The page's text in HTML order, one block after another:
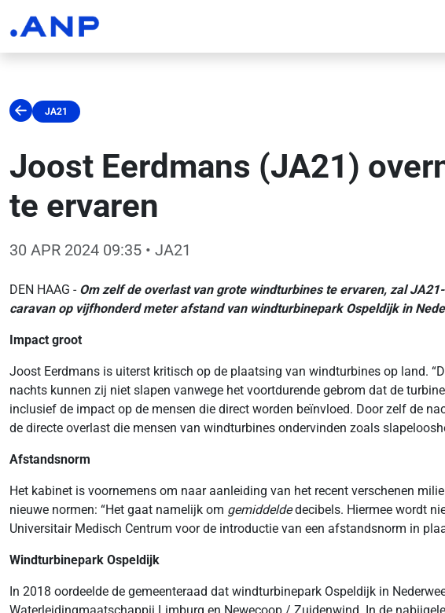
JA21
Joost Eerdmans (JA21)
te ervaren
30 APR 2024 09:35 • JA21
DEN HAAG - Om zelf de overlast van grote windturbines te ervaren, zal
caravan op vijfhonderd meter afstand van windturbinepark Ospeldijk in
Impact groot
Joost Eerdmans is uiterst kritisch op de plaatsing van windturbines op land.
nachts kunnen zij niet slapen vanwege het voortdurende gebrom dat de
inclusief de impact op de mensen die direct worden beïnvloed. Door zelf de
de directe overlast die mensen van windturbines ondervinden zoals
Afstandsnorm
Het kabinet is voornemens om naar aanleiding van het recent verschenen
nieuwe normen: “Het gaat namelijk om gemiddeldedecibels. Hiermee wordt
Universitair Medisch Centrum voor de introductie van een afstandsnorm in
Windturbinepark Ospeldijk
In 2018 oordeelde de gemeenteraad dat windturbinepark Ospeldijk in